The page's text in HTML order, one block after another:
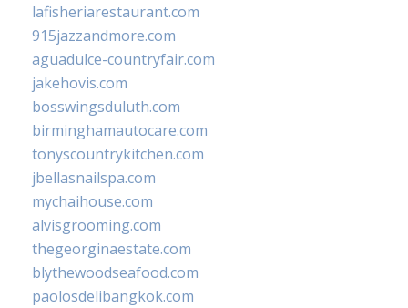
lafisheriarestaurant.com
915jazzandmore.com
aguadulce-countryfair.com
jakehovis.com
bosswingsduluth.com
birminghamautocare.com
tonyscountrykitchen.com
jbellasnailspa.com
mychaihouse.com
alvisgrooming.com
thegeorginaestate.com
blythewoodseafood.com
paolosdelibangkok.com